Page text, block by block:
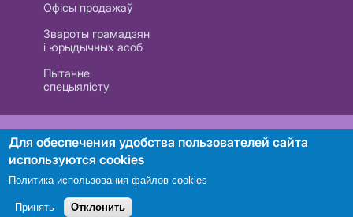
Офісы продажаў
Звароты грамадзян
і юрыдычных асоб
Пытанне
спецыялісту
РУП «Белтэлекам». УНП 101007741
Пошук
Для обеспечения удобства пользователей сайта
используются cookies
Политика использования файлов cookies
Принять Отклонить